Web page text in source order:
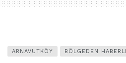
ARNAVUTKÖY BÖLGEDEN